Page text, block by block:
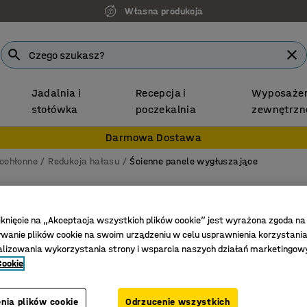
Własna produkcja
Jadalnia i
stołówka
Recepcja i
poczekalnia
Darmowa Dostawa
Redukcja hałasu Ścienne panele wygłuszające
Panel
Nr art.:
na „Akceptacja wszystkich plików cookie” jest wyrażona zgoda na
plików cookie na swoim urządzeniu w celu usprawnienia
wykorzystania strony i wsparcia naszych działań
plików cookie Odrzucenie wszystkich